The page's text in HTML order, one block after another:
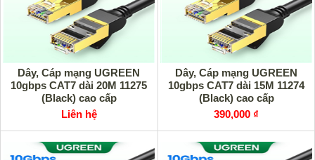
Dây, Cáp mạng UGREEN
10gbps CAT7 dài 20M 11275
(Black) cao cấp
Liên hệ
Dây, Cáp mạng UGREEN
10gbps CAT7 dài 15M 11274
(Black) cao cấp
390,000 ₫